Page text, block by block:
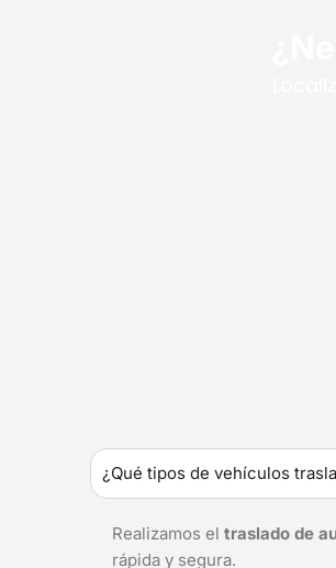
¿Qué tipos de vehículos
Realizamos el traslado de
rápida y segura.